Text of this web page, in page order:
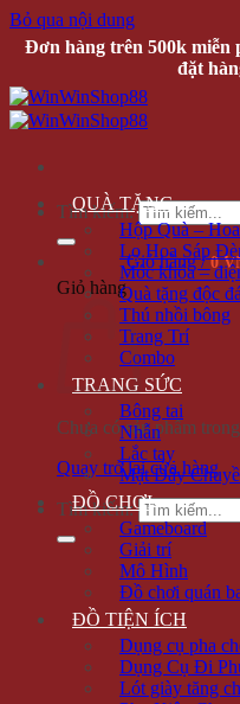
Bỏ qua nội dung
Đơn hàng trên 500k miễn
đặt
Tìm kiếm:
Giỏ hàng /0
Giỏ hàng
Chưa có sản phẩm
Quay trở lại cửa hàng
Tìm kiếm:
QUÀ TẶNG
Hộp Quà –
Lọ Hoa Sáp
Móc khóa –
Quà tặng độc
Thú nhồi bông
Trang Trí
Combo
TRANG SỨC
Bông tai
Nhẫn
Lắc tay
Mặt Dây
ĐỒ CHƠI
Gameboard
Giải trí
Mô Hình
Đồ chơi quán
ĐỒ TIỆN ÍCH
Dụng cụ pha
Dụng Cụ Đi
Lót giày tăng